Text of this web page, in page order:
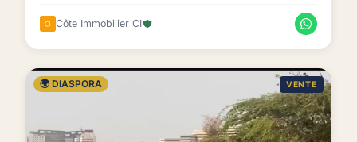
Côte Immobilier CI
🌍 DIASPORA VENTE